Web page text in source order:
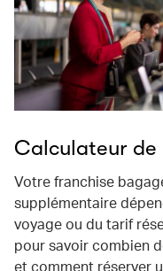
Calculateur de
Votre franchise
supplémentaire
voyage ou du tarif
pour savoir combien
et comment réserver